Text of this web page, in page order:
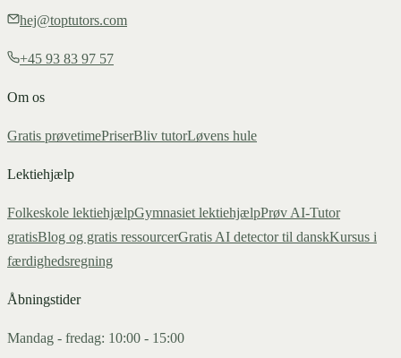
hej@toptutors.com
+45 93 83 97 57
Om os
Gratis prøvetimePriserBliv tutorLøvens hule
Lektiehjælp
Folkeskole lektiehjælpGymnasiet lektiehjælpPrøv AI-Tutor
gratisBlog og gratis ressourcerGratis AI detector til danskKursus i
færdighedsregning
Åbningstider
Mandag - fredag: 10:00 - 15:00